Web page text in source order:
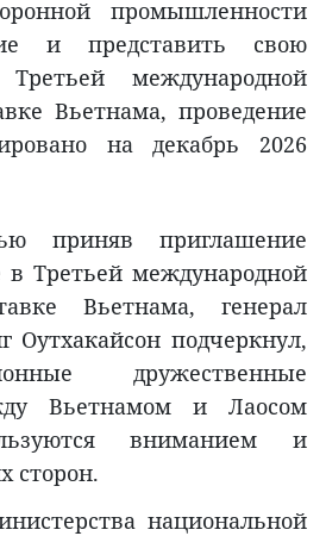
промышленности
и представить свою
международной
Вьетнама, проведение
на декабрь 2026
приняв приглашение
в Третьей международной
Вьетнама, генерал
Оутхакайсон подчеркнул,
дружественные
Вьетнамом и Лаосом
вниманием и
сторон.
национальной